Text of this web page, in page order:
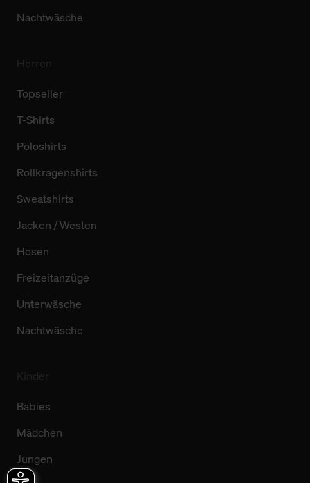
Nachtwäsche
Topseller
T-Shirts
Poloshirts
Rollkragenshirts
Sweatshirts
Jacken / Westen
Hosen
Freizeitanzüge
Unterwäsche
Nachtwäsche
Babies
Mädchen
Jungen